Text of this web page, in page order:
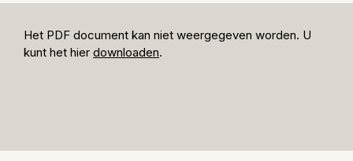
Het PDF document kan niet weergegeven worden. U
kunt het hier downloaden.